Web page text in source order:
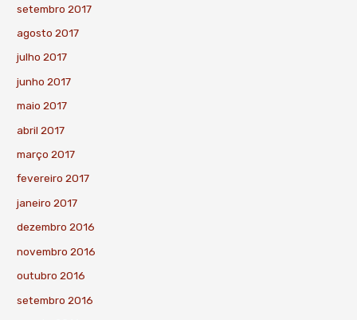
setembro 2017
agosto 2017
julho 2017
junho 2017
maio 2017
abril 2017
março 2017
fevereiro 2017
janeiro 2017
dezembro 2016
novembro 2016
outubro 2016
setembro 2016